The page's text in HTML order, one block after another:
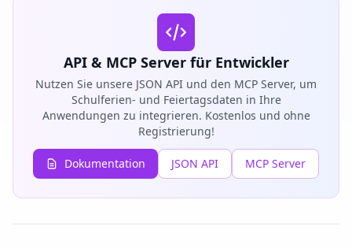
API & MCP Server für Entwickler
Nutzen Sie unsere JSON API und den MCP Server, um
Schulferien- und Feiertagsdaten in Ihre
Anwendungen zu integrieren. Kostenlos und ohne
Registrierung!
Dokumentation JSON API MCP Server